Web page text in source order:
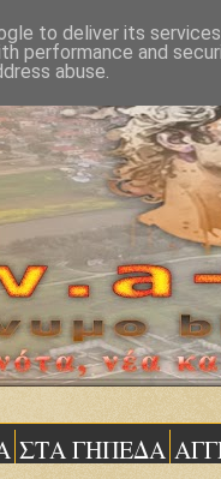
ΣΤΑ ΓΗΠΕΔΑ
to deliver its
performance and
abuse.